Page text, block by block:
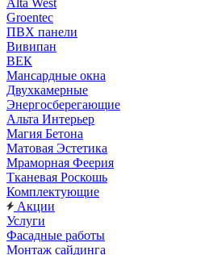
Alta West
Groentec
ПВХ панели
Вивипан
ВЕК
Мансардные окна
Двухкамерные
Энергосберегающие
Альта Интерьер
Магия Бетона
Матовая Эстетика
Мраморная Феерия
Тканевая Роскошь
Комплектующие
Акции
Услуги
Фасадные работы
Монтаж сайдинга